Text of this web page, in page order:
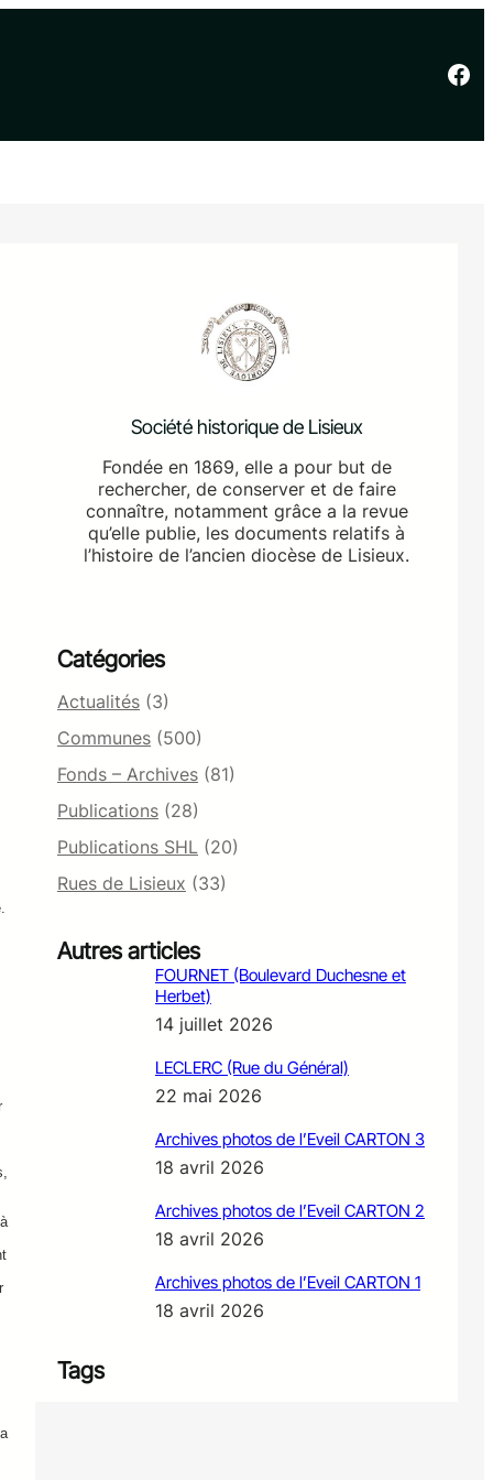
Facebook
Société historique de Lisieux
Fondée en 1869, elle a pour but de
rechercher, de conserver et de faire
connaître, notamment grâce a la revue
qu’elle publie, les documents relatifs à
l’histoire de l’ancien diocèse de Lisieux.
Catégories
Actualités (3)
Communes (500)
Fonds – Archives (81)
Publications (28)
Publications SHL (20)
Rues de Lisieux (33)
Autres articles
FOURNET (Boulevard Duchesne et
Herbet)
14 juillet 2026
LECLERC (Rue du Général)
22 mai 2026
Archives photos de l’Eveil CARTON 3
18 avril 2026
Archives photos de l’Eveil CARTON 2
18 avril 2026
Archives photos de l’Eveil CARTON 1
18 avril 2026
Tags